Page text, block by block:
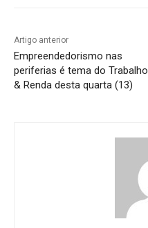
Artigo anterior
Empreendedorismo nas
periferias é tema do Trabalho
& Renda desta quarta (13)